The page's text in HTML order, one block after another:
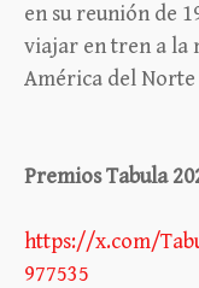
en su reunión de
viajar en tren a la
América del Norte
Premios Tabula
https://x.com/
977535